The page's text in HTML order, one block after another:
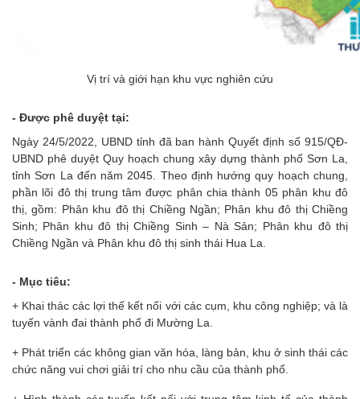
Vị trí và giới hạn khu vực nghiên cứu
- Được phê duyệt tại:
Ngày 24/5/2022, UBND tỉnh đã ban hành Quyết định số 915/QĐ-
UBND phê duyệt Quy hoạch chung xây dựng thành phố Sơn La,
tỉnh Sơn La đến năm 2045. Theo định hướng quy hoạch chung,
phần lõi đô thị trung tâm được phân chia thành 05 phân khu đô
thị, gồm: Phân khu đô thị Chiềng Ngần; Phân khu đô thị Chiềng
Sinh; Phân khu đô thị Chiềng Sinh – Nà Sản; Phân khu đô thị
Chiềng Ngần và Phân khu đô thị sinh thái Hua La.
- Mục tiêu:
+ Khai thác các lợi thế kết nối với các cụm, khu công nghiệp; và là
tuyến vành đai thành phố đi Mường La.
+ Phát triển các không gian văn hóa, làng bản, khu ở sinh thái các
chức năng vui chơi giải trí cho nhu cầu của thành phố.